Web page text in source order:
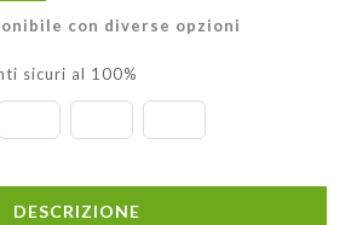
con diverse opzioni
sicuri al 100%
DESCRIZIONE